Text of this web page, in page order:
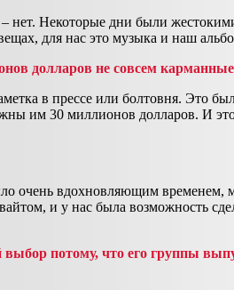
нет. Некоторые дни были
для нас это музыка и наш
долларов не совсем
в прессе или болтовня. Это
им 30 миллионов долларов. И
очень вдохновляющим временем,
и у нас была возможность
потому, что его группы